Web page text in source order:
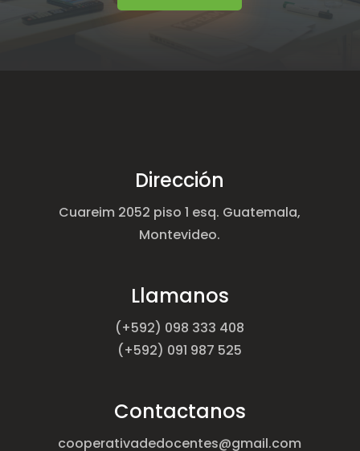
Dirección
Cuareim 2052 piso 1 esq. Guatemala,
Montevideo.
Llamanos
(+592) 098 333 408
(+592) 091 987 525
Contactanos
cooperativadedocentes@gmail.com